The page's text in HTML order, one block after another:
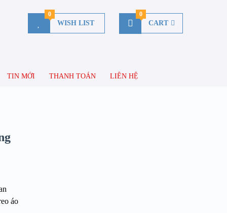
WISH LIST
0
CART
0
TIN MỚI THANH TOÁN LIÊN HỆ
áo